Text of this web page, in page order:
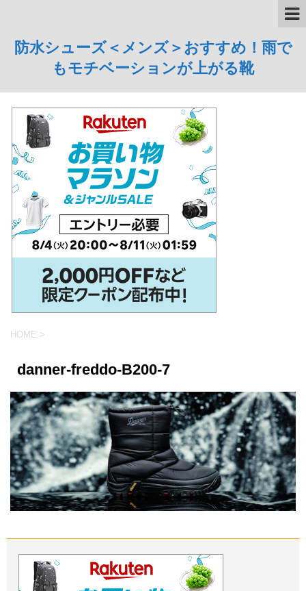
防水シューズ＜メンズ＞おすすめ！雨で
もモチベーションが上がる靴
HOME >
danner-freddo-B200-7